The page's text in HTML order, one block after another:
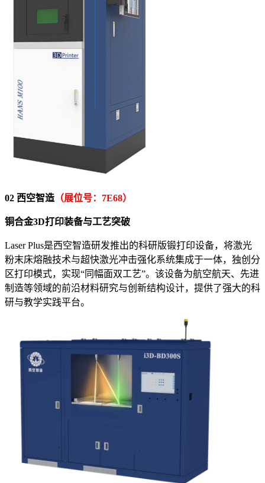
02 西空智造（展位号：7E68）
铜合金3D打印装备与工艺突破
Laser Plus是西空智造研发推出的科研版锻打印设备，将激光
粉末床熔融技术与超快激光冲击强化系统集成于一体，独创分
区打印模式，实现“同幅面双工艺”。该设备为航空航天、先进
制造等领域的前沿材料研究与创新结构设计，提供了强大的科
研与教学实践平台。